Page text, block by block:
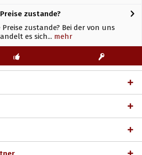
zustande?
zustande? Bei der von uns
es sich... mehr
ECHTE
LIZENZSCHLÜSSEL